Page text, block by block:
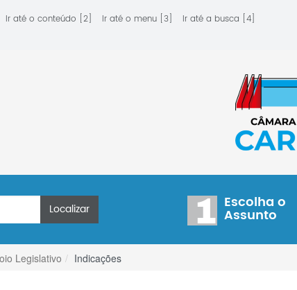
Ir até o conteúdo [2] Ir até o menu [3] Ir até a busca [4]
Localizar 1 Escolha o
Assunto
Legislativo Indicações